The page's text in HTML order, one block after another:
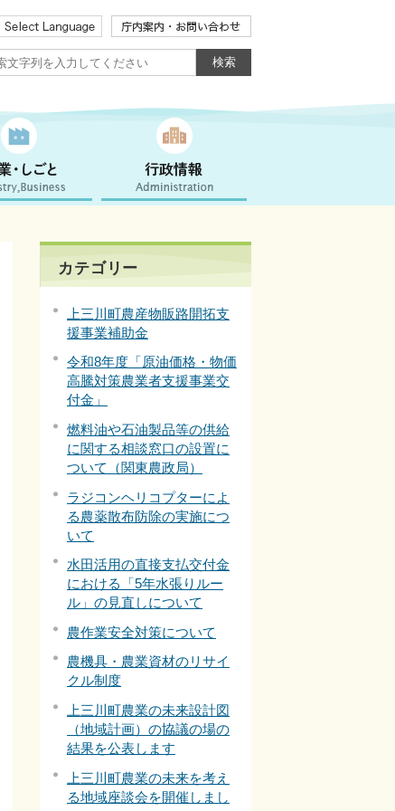
カテゴリー
上三川町農産物販路開拓支
援事業補助金
令和8年度「原油価格・物価
高騰対策農業者支援事業交
付金」
燃料油や石油製品等の供給
に関する相談窓口の設置に
ついて（関東農政局）
ラジコンヘリコプターによ
る農薬散布防除の実施につ
いて
水田活用の直接支払交付金
における「5年水張りルー
ル」の見直しについて
農作業安全対策について
農機具・農業資材のリサイ
クル制度
上三川町農業の未来設計図
（地域計画）の協議の場の
結果を公表します
上三川町農業の未来を考え
る地域座談会を開催しまし